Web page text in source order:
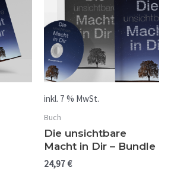
inkl. 7 % MwSt.
Buch
Die unsichtbare
Macht in Dir – Bundle
24,97€